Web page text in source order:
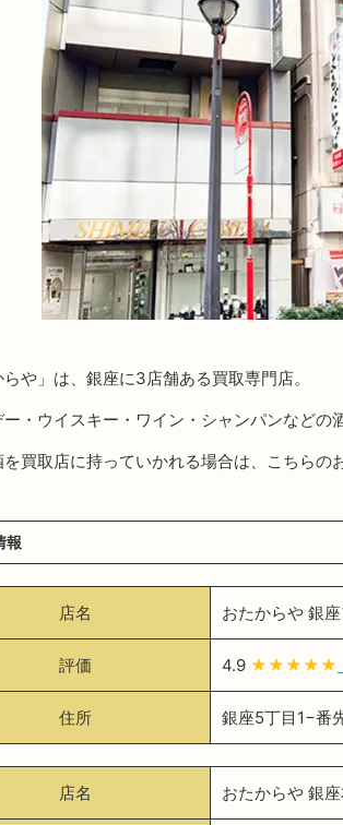
らや」は、銀座に3店舗ある買取専門店。
・ウイスキー・ワイン・シャンパンなどの
買取店に持っていかれる場合は、こちらの
報
店名 おたからや 銀
評価 4.9 ★★★★★
住所 銀座5丁目1−番
店名 おたからや 銀